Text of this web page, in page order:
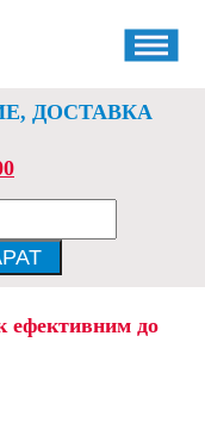
ДОСТАВКА
ефективним до